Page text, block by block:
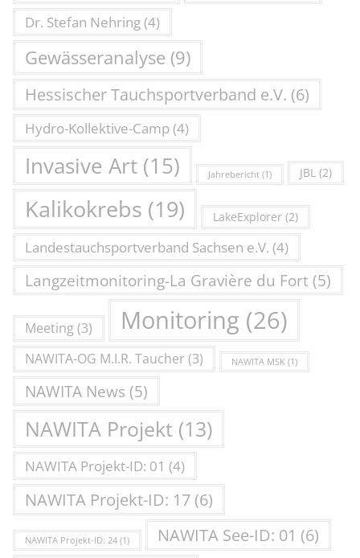
Dr. Stefan Nehring(4)
Gewässeranalyse (9)
Hessischer Tauchsportverband e.V. (6)
Hydro-Kollektive-Camp(4)
Invasive Art (15) Jahrebericht (1) JBL (2)
Kalikokrebs (19) LakeExplorer (2)
Landestauchsportverband Sachsen e.V. (4)
Langzeitmonitoring-La Gravière du Fort (5)
Meeting(3) Monitoring (26)
NAWITA-OG M.I.R. Taucher (3) NAWITA MSK (1)
NAWITA News (5)
NAWITA Projekt (13)
NAWITA Projekt-ID: 01 (4)
NAWITA Projekt-ID: 17 (6)
NAWITA Projekt-ID: 24 (1) NAWITA See-ID: 01 (6)